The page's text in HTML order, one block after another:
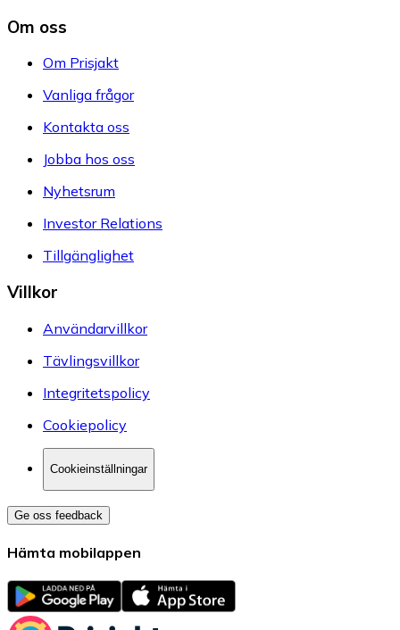
Om oss
Om Prisjakt
Vanliga frågor
Kontakta oss
Jobba hos oss
Nyhetsrum
Investor Relations
Tillgänglighet
Villkor
Användarvillkor
Tävlingsvillkor
Integritetspolicy
Cookiepolicy
Cookieinställningar
Ge oss feedback
Hämta mobilappen